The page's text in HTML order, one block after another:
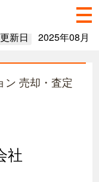
更新日 2025年08月
ン 売却・査定
社